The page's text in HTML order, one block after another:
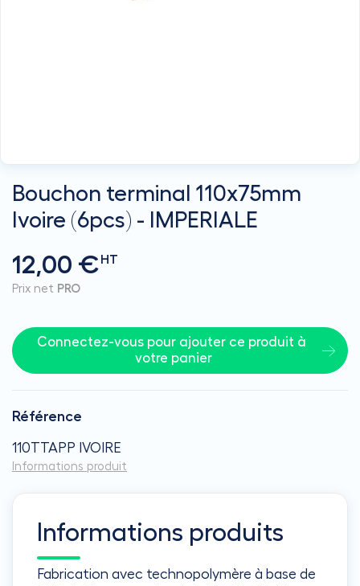
Bouchon terminal 110x75mm
Ivoire (6pcs) - IMPERIALE
12,00 € HT
Prix net PRO
Connectez-vous pour ajouter ce produit à
votre panier
Référence
110TTAPP IVOIRE
Informations produit
Informations produits
Fabrication avec technopolymère à base de